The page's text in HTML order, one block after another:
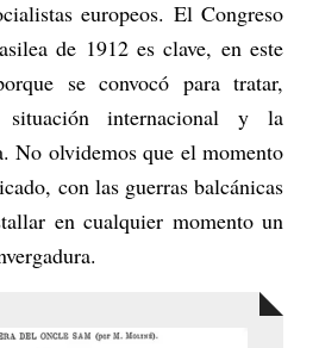
europeos. El Congreso
de 1912 es clave, en este
se convocó para tratar,
situación internacional y la
No olvidemos que el momento
con las guerras balcánicas
en cualquier momento un